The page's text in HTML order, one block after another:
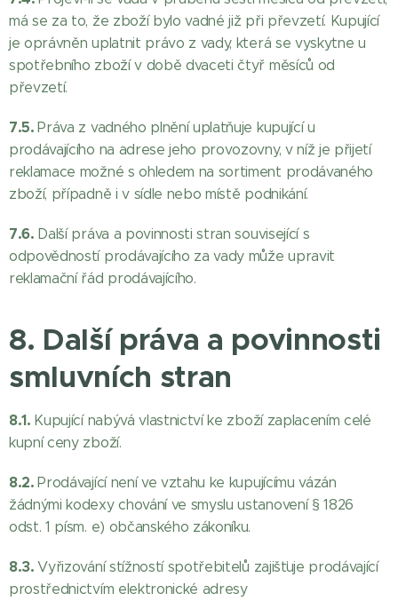
má se za to, že zboží bylo vadné již při převzetí. Kupující
je oprávněn uplatnit právo z vady, která se vyskytne u
spotřebního zboží v době dvaceti čtyř měsíců od
převzetí.
7.5.Práva z vadného plnění uplatňuje kupující u
prodávajícího na adrese jeho provozovny, v níž je přijetí
reklamace možné s ohledem na sortiment prodávaného
zboží, případně i v sídle nebo místě podnikání.
7.6. Další práva a povinnosti stran související s
odpovědností prodávajícího za vady může upravit
reklamační řád prodávajícího.
8. Další práva a povinnosti
smluvních stran
8.1. Kupující nabývá vlastnictví ke zboží zaplacením celé
kupní ceny zboží.
8.2.Prodávající není ve vztahu ke kupujícímu vázán
žádnými kodexy chování ve smyslu ustanovení § 1826
odst. 1 písm. e) občanského zákoníku.
8.3.Vyřizování stížností spotřebitelů zajišťuje prodávající
prostřednictvím elektronické adresy